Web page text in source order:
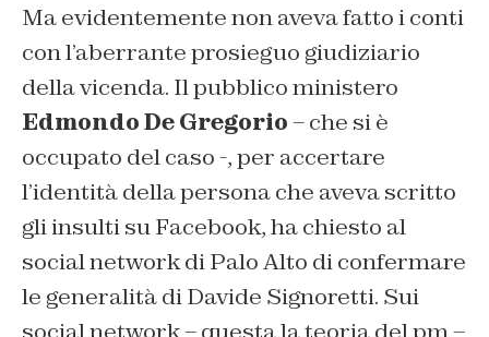
Ma evidentemente non aveva fatto i conti
con l’aberrante prosieguo giudiziario
della vicenda. Il pubblico ministero
Edmondo De Gregorio– che si è
occupato del caso -, per accertare
l’identità della persona che aveva scritto
gli insulti su Facebook, ha chiesto al
social network di Palo Alto di confermare
le generalità di Davide Signoretti. Sui